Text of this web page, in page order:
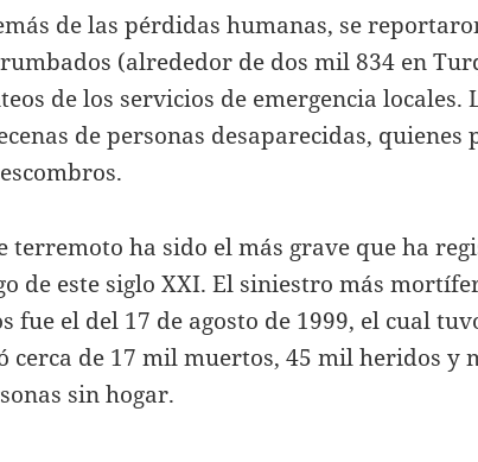
de las pérdidas humanas, se
(alrededor de dos mil 834 en
de los servicios de emergencia
de personas desaparecidas,
terremoto ha sido el más grave que ha
de este siglo XXI. El siniestro más
fue el del 17 de agosto de 1999, el cual
cerca de 17 mil muertos, 45 mil heridos y
sin hogar.